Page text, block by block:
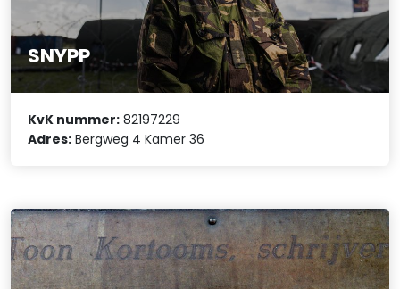
SNYPP
KvK nummer: 82197229
Adres: Bergweg 4 Kamer 36